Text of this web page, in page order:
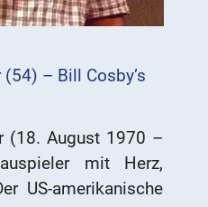
– Bill Cosby’s
(18. August 1970 –
mit Herz,
US-amerikanische